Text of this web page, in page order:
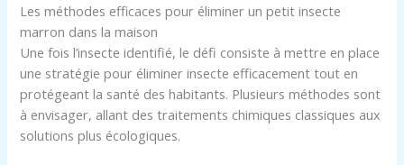
Les méthodes efficaces pour éliminer un petit insecte
marron dans la maison
Une fois l’insecte identifié, le défi consiste à mettre en place
une stratégie pour éliminer insecte efficacement tout en
protégeant la santé des habitants. Plusieurs méthodes sont
à envisager, allant des traitements chimiques classiques aux
solutions plus écologiques.